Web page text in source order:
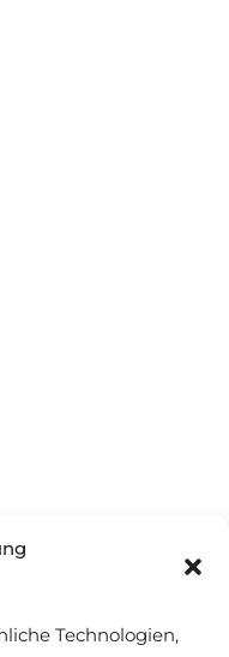
Technologien,